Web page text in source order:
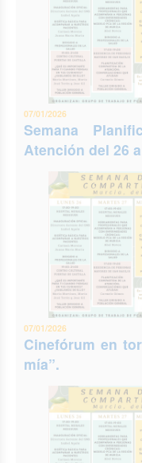
07/01/2026
Semana
Atención del 26
07/01/2026
Cinefórum en
mía”.